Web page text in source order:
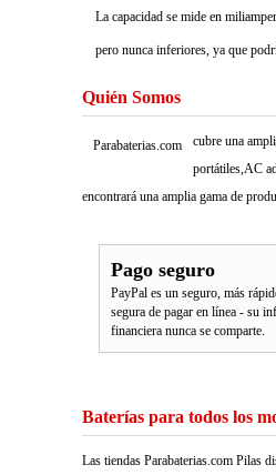
La capacidad se mide en
pero nunca inferiores, ya que
Quién Somos
Parabaterias.com
cubre una
portátiles,AC
encontrará una amplia gama de
Pago seguro
PayPal es un seguro, más
segura de pagar en línea - su
financiera nunca se comparte.
Baterías para todos los
Las tiendas Parabaterias.com Pilas